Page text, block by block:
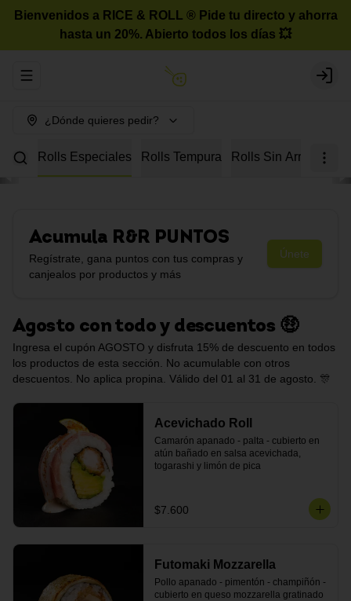
Bienvenidos a RICE & ROLL ®️ Pide tu directo y ahorra
hasta un 20%. Abierto todos los días 💥
Abrir menu de navegación Login
¿Dónde quieres pedir?
Rolls Especiales Rolls Tempura Rolls Sin Arroz
Acumula R&R PUNTOS
Regístrate, gana puntos con tus compras y
canjealos por productos y más
Únete
Agosto con todo y descuentos 🤑
Ingresa el cupón AGOSTO y disfruta 15% de descuento en todos
los productos de esta sección. No acumulable con otros
descuentos. No aplica propina. Válido del 01 al 31 de agosto. 🎊
Acevichado Roll
Camarón apanado - palta - cubierto en
atún bañado en salsa acevichada,
togarashi y limón de pica
$7.600
Futomaki Mozzarella
Pollo apanado - pimentón - champiñón -
cubierto en queso mozzarella gratinado